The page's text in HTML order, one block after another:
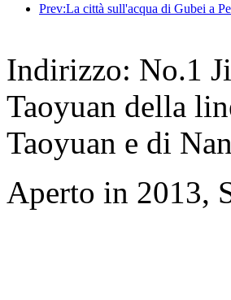
Indirizzo: No.1
Taoyuan della
Taoyuan e di
Aperto in 2013,